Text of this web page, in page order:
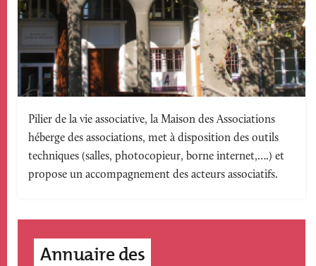
Texte
accroche
Pilier de la vie associative, la Maison des Associations
héberge des associations, met à disposition des outils
techniques (salles, photocopieur, borne internet,….) et
propose un accompagnement des acteurs associatifs.
Annuaire des